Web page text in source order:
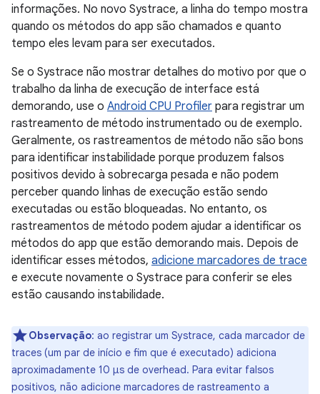
informações. No novo Systrace, a linha do tempo mostra
quando os métodos do app são chamados e quanto
tempo eles levam para ser executados.
Se o Systrace não mostrar detalhes do motivo por que o
trabalho da linha de execução de interface está
demorando, use o Android CPU Profiler para registrar um
rastreamento de método instrumentado ou de exemplo.
Geralmente, os rastreamentos de método não são bons
para identificar instabilidade porque produzem falsos
positivos devido à sobrecarga pesada e não podem
perceber quando linhas de execução estão sendo
executadas ou estão bloqueadas. No entanto, os
rastreamentos de método podem ajudar a identificar os
métodos do app que estão demorando mais. Depois de
identificar esses métodos, adicione marcadores de trace
e execute novamente o Systrace para conferir se eles
estão causando instabilidade.
Observação: ao registrar um Systrace, cada marcador de
traces (um par de início e fim que é executado) adiciona
aproximadamente 10 µs de overhead. Para evitar falsos
positivos, não adicione marcadores de rastreamento a